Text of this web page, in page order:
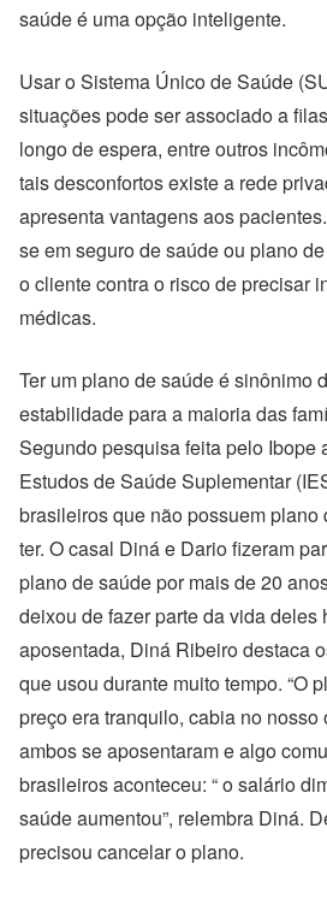
saúde é uma opção inteligente.
Usar o Sistema Único de Saúde
situações pode ser associado a
longo de espera, entre outros
tais desconfortos existe a rede
apresenta vantagens aos
se em seguro de saúde ou plano
o cliente contra o risco de precisar
médicas.
Ter um plano de saúde é sinônimo
estabilidade para a maioria das
Segundo pesquisa feita pelo Ibope
Estudos de Saúde Suplementar
brasileiros que não possuem plano
ter. O casal Diná e Dario fizeram
plano de saúde por mais de 20
deixou de fazer parte da vida deles
aposentada, Diná Ribeiro destaca
que usou durante muito tempo. “O
preço era tranquilo, cabia no nosso
ambos se aposentaram e algo
brasileiros aconteceu: “ o salário
saúde aumentou”, relembra Diná.
precisou cancelar o plano.